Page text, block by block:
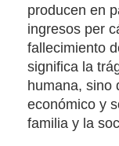
producen en
ingresos per
fallecimiento
significa la
humana, sino
económico y
familia y la